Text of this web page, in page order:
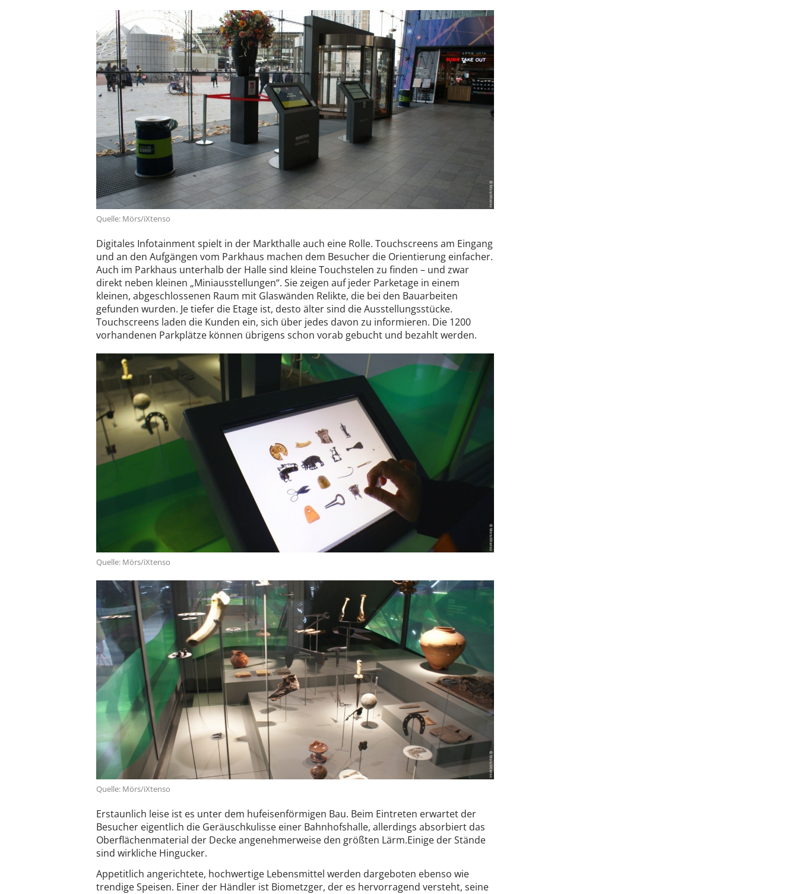
Quelle: Mörs/iXtenso
Digitales Infotainment spielt in der Markthalle auch eine Rolle. Touchscreens am Eingang
und an den Aufgängen vom Parkhaus machen dem Besucher die Orientierung einfacher.
Auch im Parkhaus unterhalb der Halle sind kleine Touchstelen zu finden – und zwar
direkt neben kleinen „Miniausstellungen“. Sie zeigen auf jeder Parketage in einem
kleinen, abgeschlossenen Raum mit Glaswänden Relikte, die bei den Bauarbeiten
gefunden wurden. Je tiefer die Etage ist, desto älter sind die Ausstellungsstücke.
Touchscreens laden die Kunden ein, sich über jedes davon zu informieren. Die 1200
vorhandenen Parkplätze können übrigens schon vorab gebucht und bezahlt werden.
Quelle: Mörs/iXtenso
Quelle: Mörs/iXtenso
Erstaunlich leise ist es unter dem hufeisenförmigen Bau. Beim Eintreten erwartet der
Besucher eigentlich die Geräuschkulisse einer Bahnhofshalle, allerdings absorbiert das
Oberflächenmaterial der Decke angenehmerweise den größten Lärm.Einige der Stände
sind wirkliche Hingucker.
Appetitlich angerichtete, hochwertige Lebensmittel werden dargeboten ebenso wie
trendige Speisen. Einer der Händler ist Biometzger, der es hervorragend versteht, seine